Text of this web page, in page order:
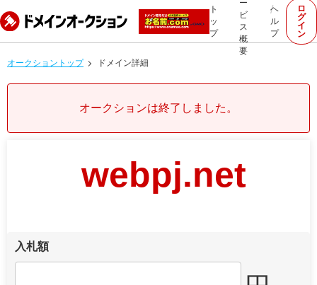
ト
ッ
プ
ー
ビ
ス
概
要
ヘ
ル
プ
ロ
グ
イ
ン
オークショントップ ドメイン詳細
オークションは終了しました。
webpj.net
入札額